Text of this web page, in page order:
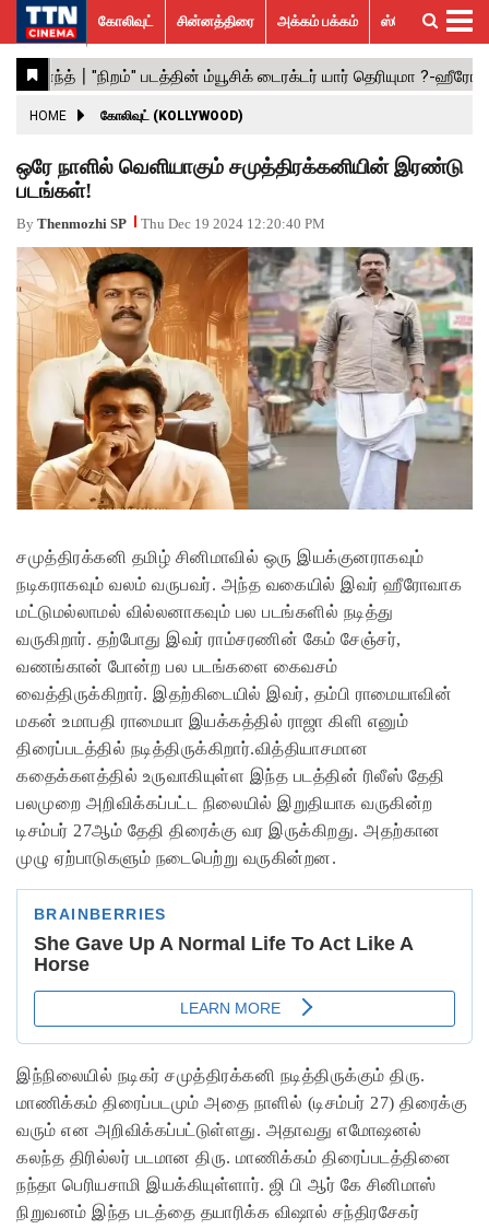
கோலிவுட்
சின்னத்திரை
பாலிவுட்
ஹாலிவுட்
அக்கம்
பக்கம்
ஸ்பெஷல்
ஸ்டோரீஸ்
விமர்சனம்
GALLERY
ACTRESS
ACTORS
MOVIESTILLS
EVENTS
VIDEOS
What’s
Hot
Trending
News
கோலிவுட் சின்னத்திரை அக்கம் பக்கம் ஸ்பெஷல் ஸ்டோரீஸ்
HOME கோலிவுட் (KOLLYWOOD)
ஒரே நாளில் வெளியாகும் சமுத்திரக்கனியின் இரண்டு
படங்கள்!
By Thenmozhi SP Thu Dec 19 2024 12:20:40 PM
சமுத்திரக்கனி தமிழ் சினிமாவில் ஒரு இயக்குனராகவும்
நடிகராகவும் வலம் வருபவர். அந்த வகையில் இவர் ஹீரோவாக
மட்டுமல்லாமல் வில்லனாகவும் பல படங்களில் நடித்து
வருகிறார். தற்போது இவர் ராம்சரணின் கேம் சேஞ்சர்,
வணங்கான் போன்ற பல படங்களை கைவசம்
வைத்திருக்கிறார். இதற்கிடையில் இவர், தம்பி ராமையாவின்
மகன் உமாபதி ராமையா இயக்கத்தில் ராஜா கிளி எனும்
திரைப்படத்தில் நடித்திருக்கிறார்.வித்தியாசமான
கதைக்களத்தில் உருவாகியுள்ள இந்த படத்தின் ரிலீஸ் தேதி
பலமுறை அறிவிக்கப்பட்ட நிலையில் இறுதியாக வருகின்ற
டிசம்பர் 27ஆம் தேதி திரைக்கு வர இருக்கிறது. அதற்கான
முழு ஏற்பாடுகளும் நடைபெற்று வருகின்றன.
இந்நிலையில் நடிகர் சமுத்திரக்கனி நடித்திருக்கும் திரு.
மாணிக்கம் திரைப்படமும் அதை நாளில் (டிசம்பர் 27) திரைக்கு
வரும் என அறிவிக்கப்பட்டுள்ளது. அதாவது எமோஷனல்
கலந்த திரில்லர் படமான திரு. மாணிக்கம் திரைப்படத்தினை
நந்தா பெரியசாமி இயக்கியுள்ளார். ஜி பி ஆர் கே சினிமாஸ்
நிறுவனம் இந்த படத்தை தயாரிக்க விஷால் சந்திரசேகர்